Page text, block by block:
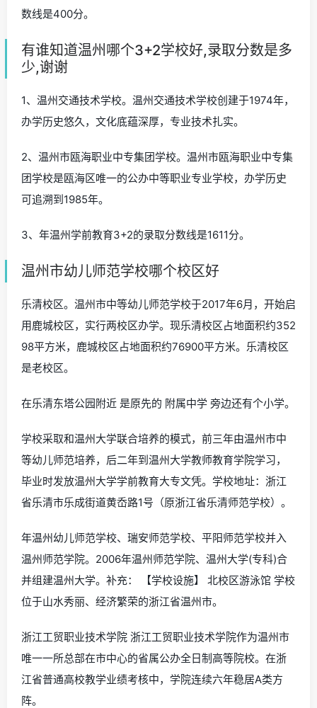
数线是400分。
有谁知道温州哪个3+2学校好,录取分数是多
少,谢谢
1、温州交通技术学校。温州交通技术学校创建于1974年，
办学历史悠久，文化底蕴深厚，专业技术扎实。
2、温州市瓯海职业中专集团学校。温州市瓯海职业中专集
团学校是瓯海区唯一的公办中等职业专业学校，办学历史
可追溯到1985年。
3、年温州学前教育3+2的录取分数线是1611分。
温州市幼儿师范学校哪个校区好
乐清校区。温州市中等幼儿师范学校于2017年6月，开始启
用鹿城校区，实行两校区办学。现乐清校区占地面积约352
98平方米，鹿城校区占地面积约76900平方米。乐清校区
是老校区。
在乐清东塔公园附近 是原先的 附属中学 旁边还有个小学。
学校采取和温州大学联合培养的模式，前三年由温州市中
等幼儿师范培养，后二年到温州大学教师教育学院学习，
毕业时发放温州大学学前教育大专文凭。学校地址：浙江
省乐清市乐成街道黄岙路1号（原浙江省乐清师范学校）。
年温州幼儿师范学校、瑞安师范学校、平阳师范学校并入
温州师范学院。2006年温州师范学院、温州大学(专科)合
并组建温州大学。补充： 【学校设施】 北校区游泳馆 学校
位于山水秀丽、经济繁荣的浙江省温州市。
浙江工贸职业技术学院 浙江工贸职业技术学院作为温州市
唯一一所总部在市中心的省属公办全日制高等院校。在浙
江省普通高校教学业绩考核中，学院连续六年稳居A类方
阵。